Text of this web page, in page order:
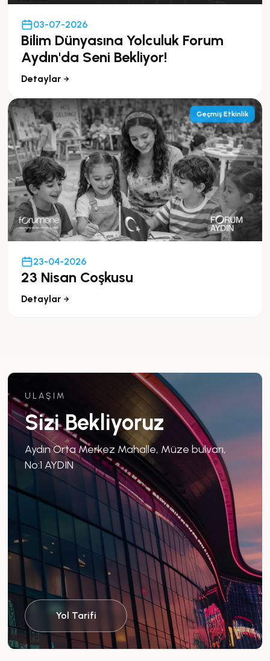
03-07-2026
Bilim Dünyasına Yolculuk Forum
Aydın'da Seni Bekliyor!
Detaylar
Geçmiş Etkinlik
23-04-2026
23 Nisan Coşkusu
Detaylar
ULAŞIM
Sizi Bekliyoruz
Aydın Orta Merkez Mahalle, Müze bulvarı,
No:1 AYDIN
Yol Tarifi